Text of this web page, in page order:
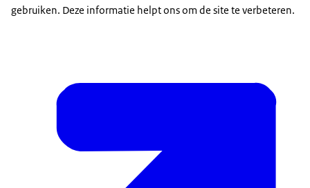
gebruiken. Deze informatie helpt ons om de site te verbeteren.